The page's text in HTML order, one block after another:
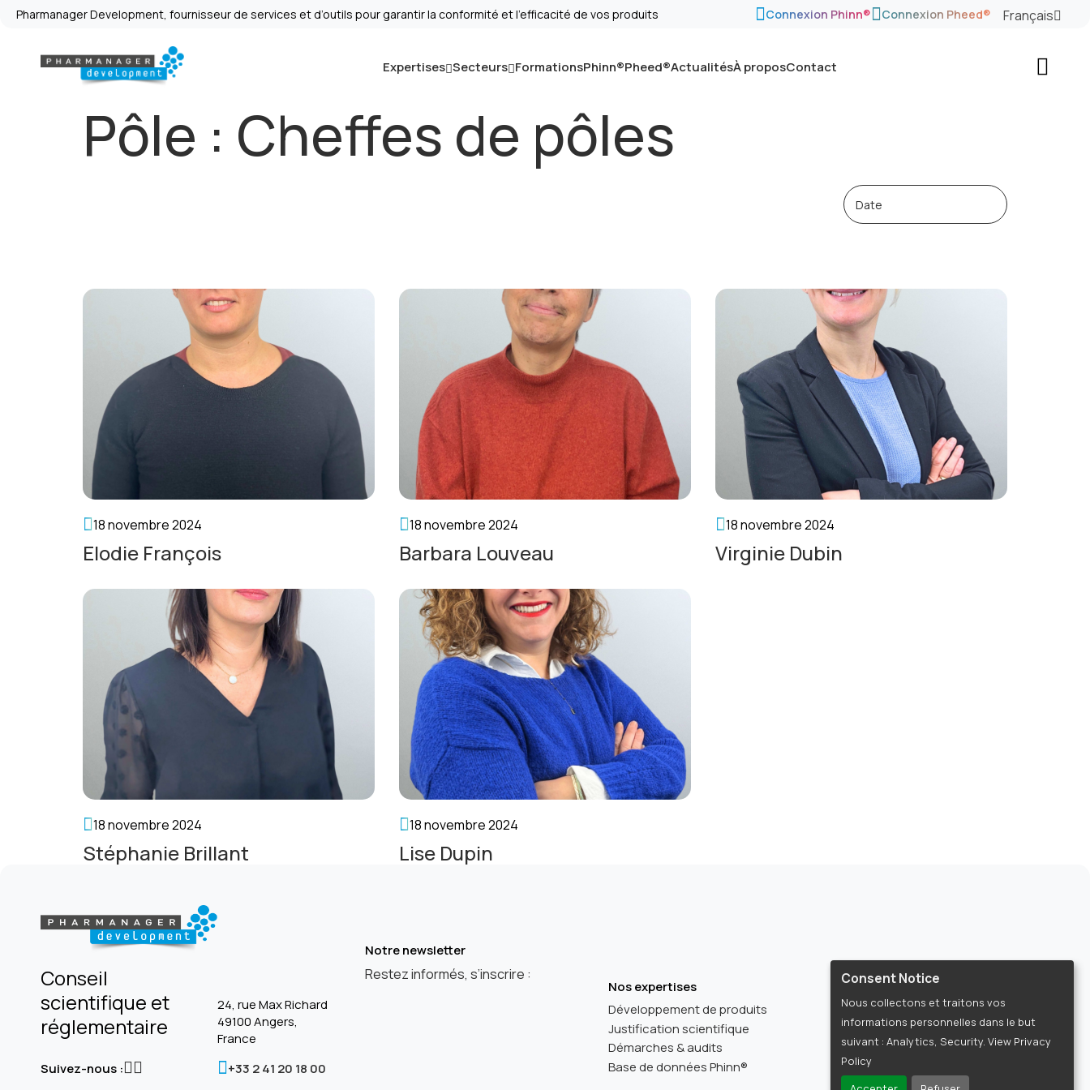
Consent Notice
Nous collectons et traitons vos
informations personnelles dans le but
suivant : Analytics, Security. View Privacy
Policy
Pharmanager Development, fournisseur de services et d’outils pour garantir la conformité et l’efficacité de vos produits Connexion Phinn® Connexion Pheed® Français
Expertises Secteurs FormationsPhinn®Pheed®ActualitésÀ proposContact
Pôle : Cheffes de pôles
18 novembre 2024
Elodie François
18 novembre 2024
Barbara Louveau
18 novembre 2024
Virginie Dubin
18 novembre 2024
Stéphanie Brillant
18 novembre 2024
Lise Dupin
Conseil
scientifique et
réglementaire
Suivez-nous :
24, rue Max Richard
49100 Angers,
France
+33 2 41 20 18 00
Notre newsletter
Restez informés, s’inscrire :
Nos expertises
Développement de produits
Justification scientifique
Démarches & audits
Base de données Phinn®
La société
Nos formations
À propos
Actualités